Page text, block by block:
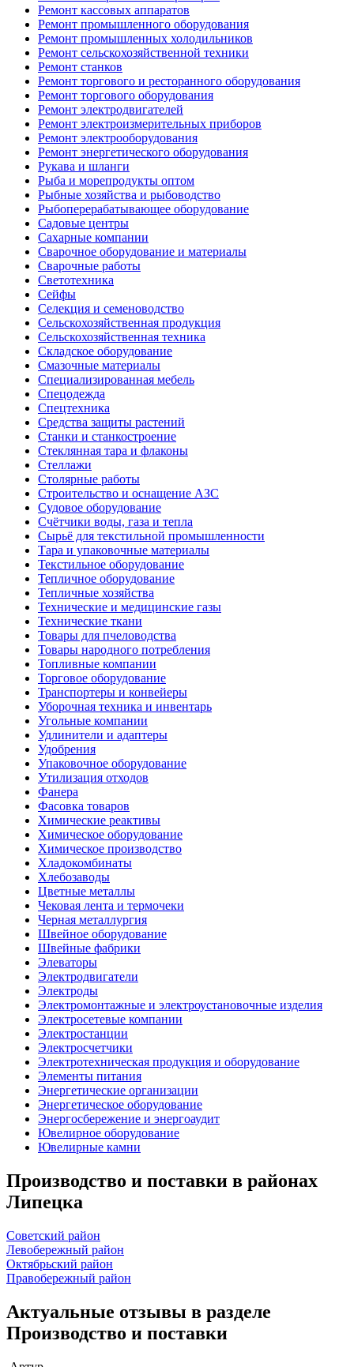
Ремонт кассовых аппаратов
Ремонт промышленного оборудования
Ремонт промышленных холодильников
Ремонт сельскохозяйственной техники
Ремонт станков
Ремонт торгового и ресторанного оборудования
Ремонт торгового оборудования
Ремонт электродвигателей
Ремонт электроизмерительных приборов
Ремонт электрооборудования
Ремонт энергетического оборудования
Рукава и шланги
Рыба и морепродукты оптом
Рыбные хозяйства и рыбоводство
Рыбоперерабатывающее оборудование
Садовые центры
Сахарные компании
Сварочное оборудование и материалы
Сварочные работы
Светотехника
Сейфы
Селекция и семеноводство
Сельскохозяйственная продукция
Сельскохозяйственная техника
Складское оборудование
Смазочные материалы
Специализированная мебель
Спецодежда
Спецтехника
Средства защиты растений
Станки и станкостроение
Стеклянная тара и флаконы
Стеллажи
Столярные работы
Строительство и оснащение АЗС
Судовое оборудование
Счётчики воды, газа и тепла
Сырьё для текстильной промышленности
Тара и упаковочные материалы
Текстильное оборудование
Тепличное оборудование
Тепличные хозяйства
Технические и медицинские газы
Технические ткани
Товары для пчеловодства
Товары народного потребления
Топливные компании
Торговое оборудование
Транспортеры и конвейеры
Уборочная техника и инвентарь
Угольные компании
Удлинители и адаптеры
Удобрения
Упаковочное оборудование
Утилизация отходов
Фанера
Фасовка товаров
Химические реактивы
Химическое оборудование
Химическое производство
Хладокомбинаты
Хлебозаводы
Цветные металлы
Чековая лента и термочеки
Черная металлургия
Швейное оборудование
Швейные фабрики
Элеваторы
Электродвигатели
Электроды
Электромонтажные и электроустановочные изделия
Электросетевые компании
Электростанции
Электросчетчики
Электротехническая продукция и оборудование
Элементы питания
Энергетические организации
Энергетическое оборудование
Энергосбережение и энергоаудит
Ювелирное оборудование
Ювелирные камни
Производство и поставки в районах
Липецка
Советский район
Левобережный район
Октябрьский район
Правобережный район
Актуальные отзывы в разделе
Производство и поставки